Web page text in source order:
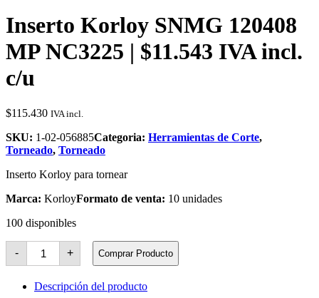
Inserto Korloy SNMG 120408
MP NC3225 | $11.543 IVA incl.
c/u
$115.430 IVA incl.
SKU: 1-02-056885Categoria: Herramientas de Corte,
Torneado, Torneado
Inserto Korloy para tornear
Marca: KorloyFormato de venta: 10 unidades
100 disponibles
-
Inserto
Korloy
SNMG
120408
MP
+ Comprar Producto
Descripción del producto